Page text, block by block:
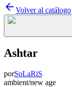
Volver al catálogo
Ashtar
porSoLaRiS
ambient/new age